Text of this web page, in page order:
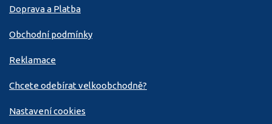
Doprava a Platba
Obchodní podmínky
Reklamace
Chcete odebírat velkoobchodně?
Nastavení cookies